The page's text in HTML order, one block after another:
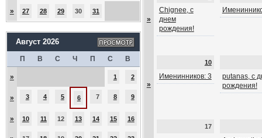
» 27 28 29 30 31
Август 2026
П В С Ч П С В
» 1 2
» 3 4 5 6 7 8 9
» 10 11 12 13 14 15 16
»
Chignee, с
днем
рождения!
»
10
Именинников: 3
putanas, с
рождения!
17